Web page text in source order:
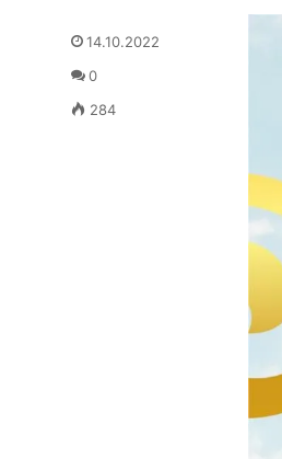
14.10.2022
0
284